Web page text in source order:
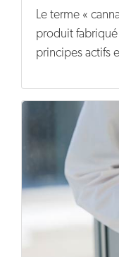
Le terme «
produit
principes actifs